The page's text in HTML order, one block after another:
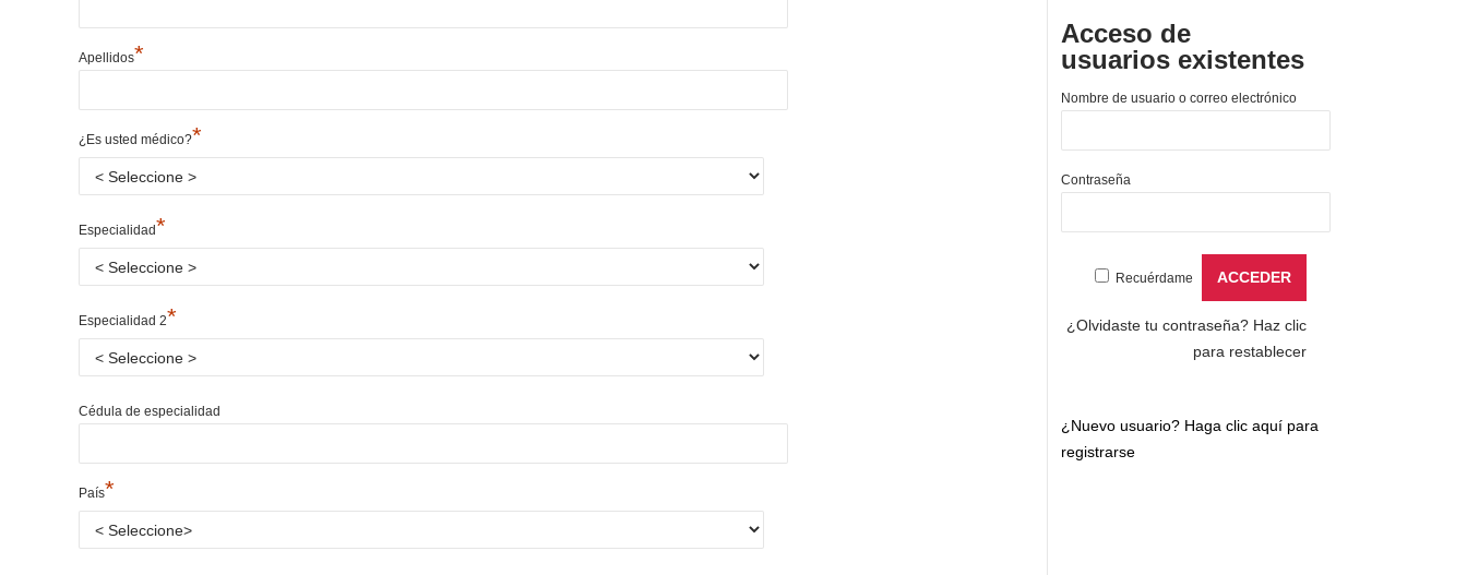
Apellidos*
¿Es usted médico?*
Especialidad*
Especialidad 2*
Cédula de especialidad
País*
Acceso de
usuarios existentes
Nombre de usuario o correo electrónico
Contraseña
Recuérdame
¿Olvidaste tu contraseña? Haz clic
para restablecer
¿Nuevo usuario? Haga clic aquí para
registrarse